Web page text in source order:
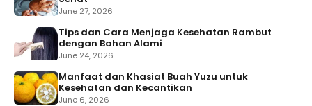
June 27, 2026
Tips dan Cara Menjaga Kesehatan Rambut
dengan Bahan Alami
June 24, 2026
Manfaat dan Khasiat Buah Yuzu untuk
Kesehatan dan Kecantikan
June 6, 2026